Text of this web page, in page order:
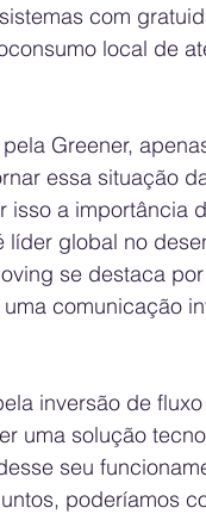
com
local de
Greener,
essa situação
isso a importância
líder global no
se destaca
comunicação
inversão de
uma solução
seu
poderíamos